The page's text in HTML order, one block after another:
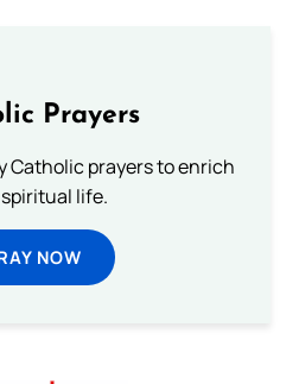
Prayers
Catholic prayers to enrich
life.
NOW